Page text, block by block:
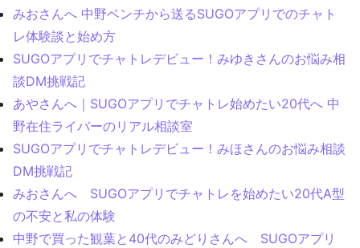
みおさんへ 中野ベンチから送るSUGOアプリでのチャト
レ体験談と始め方
SUGOアプリでチャトレデビュー！みゆきさんのお悩み相
談DM挑戦記
あやさんへ｜SUGOアプリでチャトレ始めたい20代へ 中
野在住ライバーのリアル相談室
SUGOアプリでチャトレデビュー！みほさんのお悩み相談
DM挑戦記
みおさんへ SUGOアプリでチャトレを始めたい20代A型
の不安と私の体験
中野で買った観葉と40代のみどりさんへ SUGOアプリ